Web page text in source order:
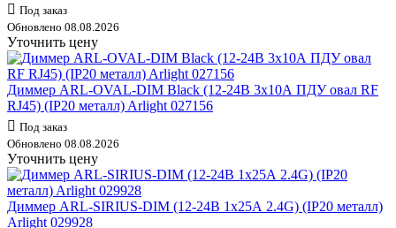
Под заказ
Обновлено 08.08.2026
Уточнить цену
Диммер ARL-OVAL-DIM Black (12-24В 3х10А ПДУ овал RF
RJ45) (IP20 металл) Arlight 027156
Под заказ
Обновлено 08.08.2026
Уточнить цену
Диммер ARL-SIRIUS-DIM (12-24В 1х25А 2.4G) (IP20 металл)
Arlight 029928